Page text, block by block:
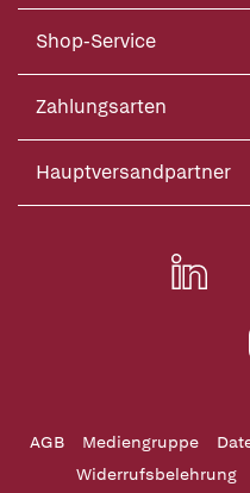
Shop-Service
Zahlungsarten
Hauptversandpartner
AGB Mediengruppe
Widerrufsbelehrung